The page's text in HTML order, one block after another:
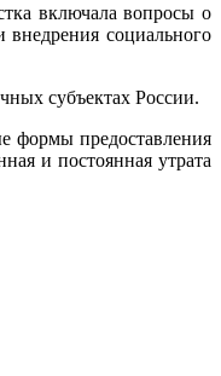
включала вопросы о
социального
субъектах России.
формы предоставления
и постоянная утрата